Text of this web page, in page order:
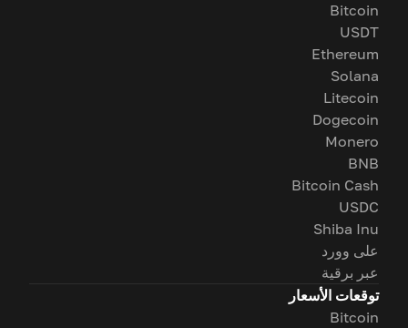
Bitcoin
USDT
Ethereum
Solana
Litecoin
Dogecoin
Monero
BNB
Bitcoin Cash
USDC
Shiba Inu
على وورد
عبر برقية
توقعات الأسعار
Bitcoin